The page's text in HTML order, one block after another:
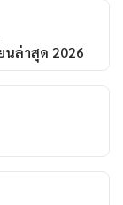
นล่าสุด 2026